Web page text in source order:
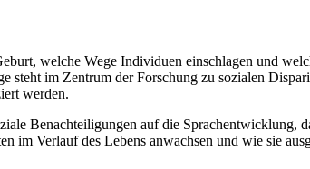
welche Wege Individuen einschlagen und
im Zentrum der Forschung zu sozialen
werden.
Benachteiligungen auf die Sprachentwicklung,
im Verlauf des Lebens anwachsen und wie sie